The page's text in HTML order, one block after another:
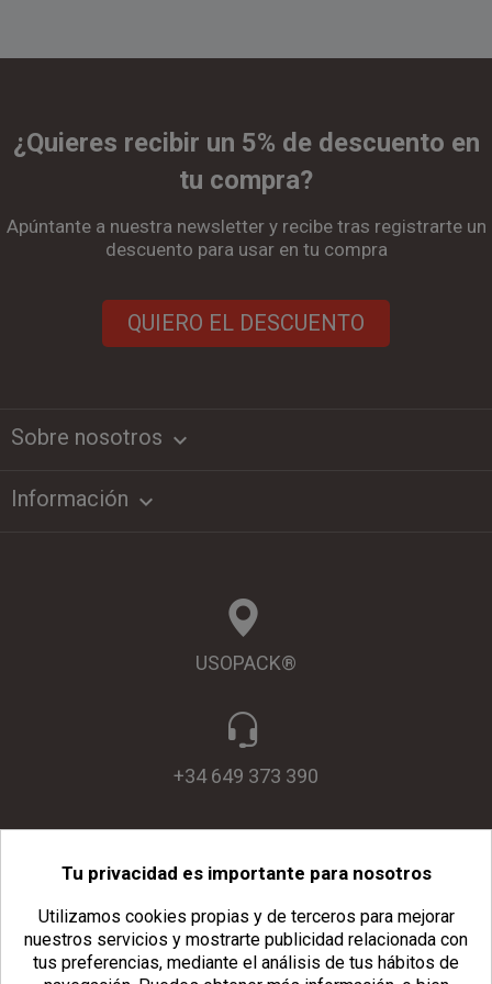
¿Quieres recibir un 5% de descuento en
tu compra?
Apúntante a nuestra newsletter y recibe tras registrarte un
descuento para usar en tu compra
QUIERO EL DESCUENTO
Sobre nosotros keyboard_arrow_down
Información 
USOPACK®
+34 649 373 390
info@usopack.com
Tu privacidad es importante para nosotros
Utilizamos cookies propias y de terceros para mejorar
nuestros servicios y mostrarte publicidad relacionada con
tus preferencias, mediante el análisis de tus hábitos de